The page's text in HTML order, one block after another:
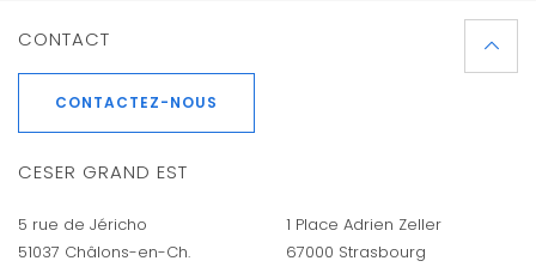
CONTACT
CONTACTEZ-NOUS
CESER GRAND EST
5 rue de Jéricho
51037 Châlons-en-Ch.
1 Place Adrien Zeller
67000 Strasbourg